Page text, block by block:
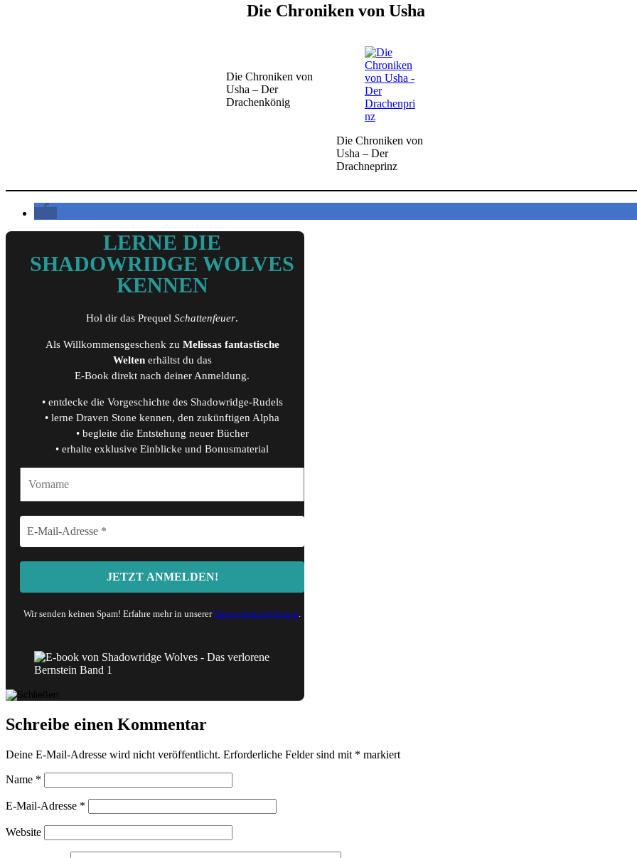
Die Chroniken von Usha
Die Chroniken von
Usha – Der
Drachenkönig
Die Chroniken von
Usha – Der
Drachneprinz
LERNE DIE
SHADOWRIDGE WOLVES
KENNEN
Hol dir das Prequel Schattenfeuer.
Als Willkommensgeschenk zu Melissas fantastische
Weltenerhältst du das
E-Book direkt nach deiner Anmeldung.
• entdecke die Vorgeschichte des Shadowridge-Rudels
• lerne Draven Stone kennen, den zukünftigen Alpha
• begleite die Entstehung neuer Bücher
• erhalte exklusive Einblicke und Bonusmaterial
Wir senden keinen Spam! Erfahre mehr in unsererDatenschutzerklärung.
Schreibe einen Kommentar
Deine E-Mail-Adresse wird nicht veröffentlicht. Erforderliche Felder sind mit * markiert
Name *
E-Mail-Adresse *
Website